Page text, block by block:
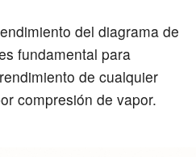
del diagrama de
fundamental para
de cualquier
compresión de vapor.